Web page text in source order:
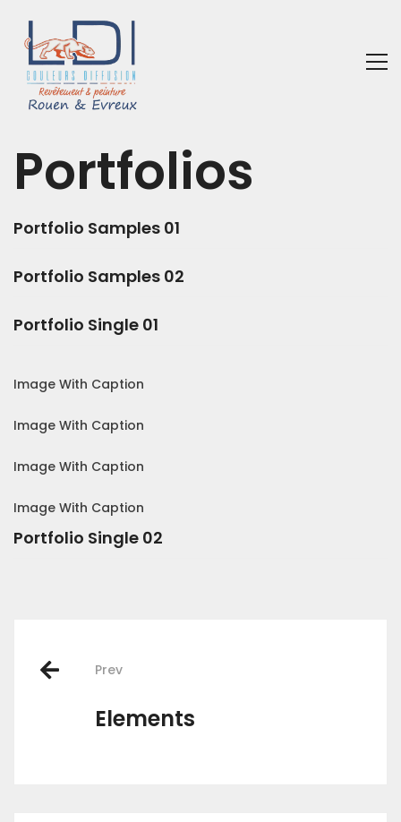
Portfolios
Portfolio Samples 01
Portfolio Samples 02
Portfolio Single 01
Image With Caption
Image With Caption
Image With Caption
Image With Caption
Portfolio Single 02
Post
navigation
Prev
Elements